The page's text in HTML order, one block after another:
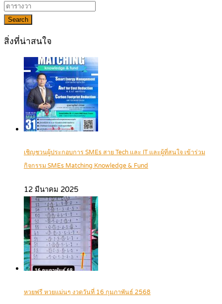
Search
สิ่งที่น่าสนใจ
เชิญชวนผู้ประกอบการ SMEs สาย Tech และ IT และผู้ที่สนใจ เข้าร่วม
กิจกรรม SMEs Matching Knowledge & Fund
12 มีนาคม 2025
หวยฟรี หวยแม่นๆ งวดวันที่ 16 กุมภาพันธ์ 2568